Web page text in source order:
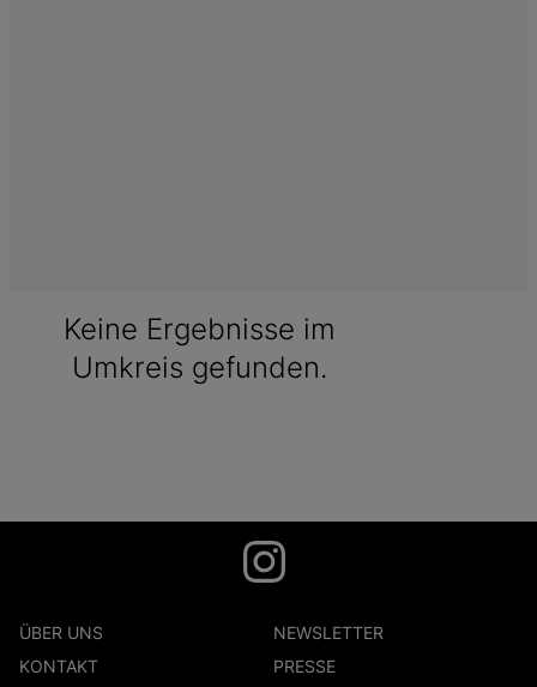
Keine Ergebnisse im
Umkreis gefunden.
ÜBER UNS
NEWSLETTER
KONTAKT
PRESSE